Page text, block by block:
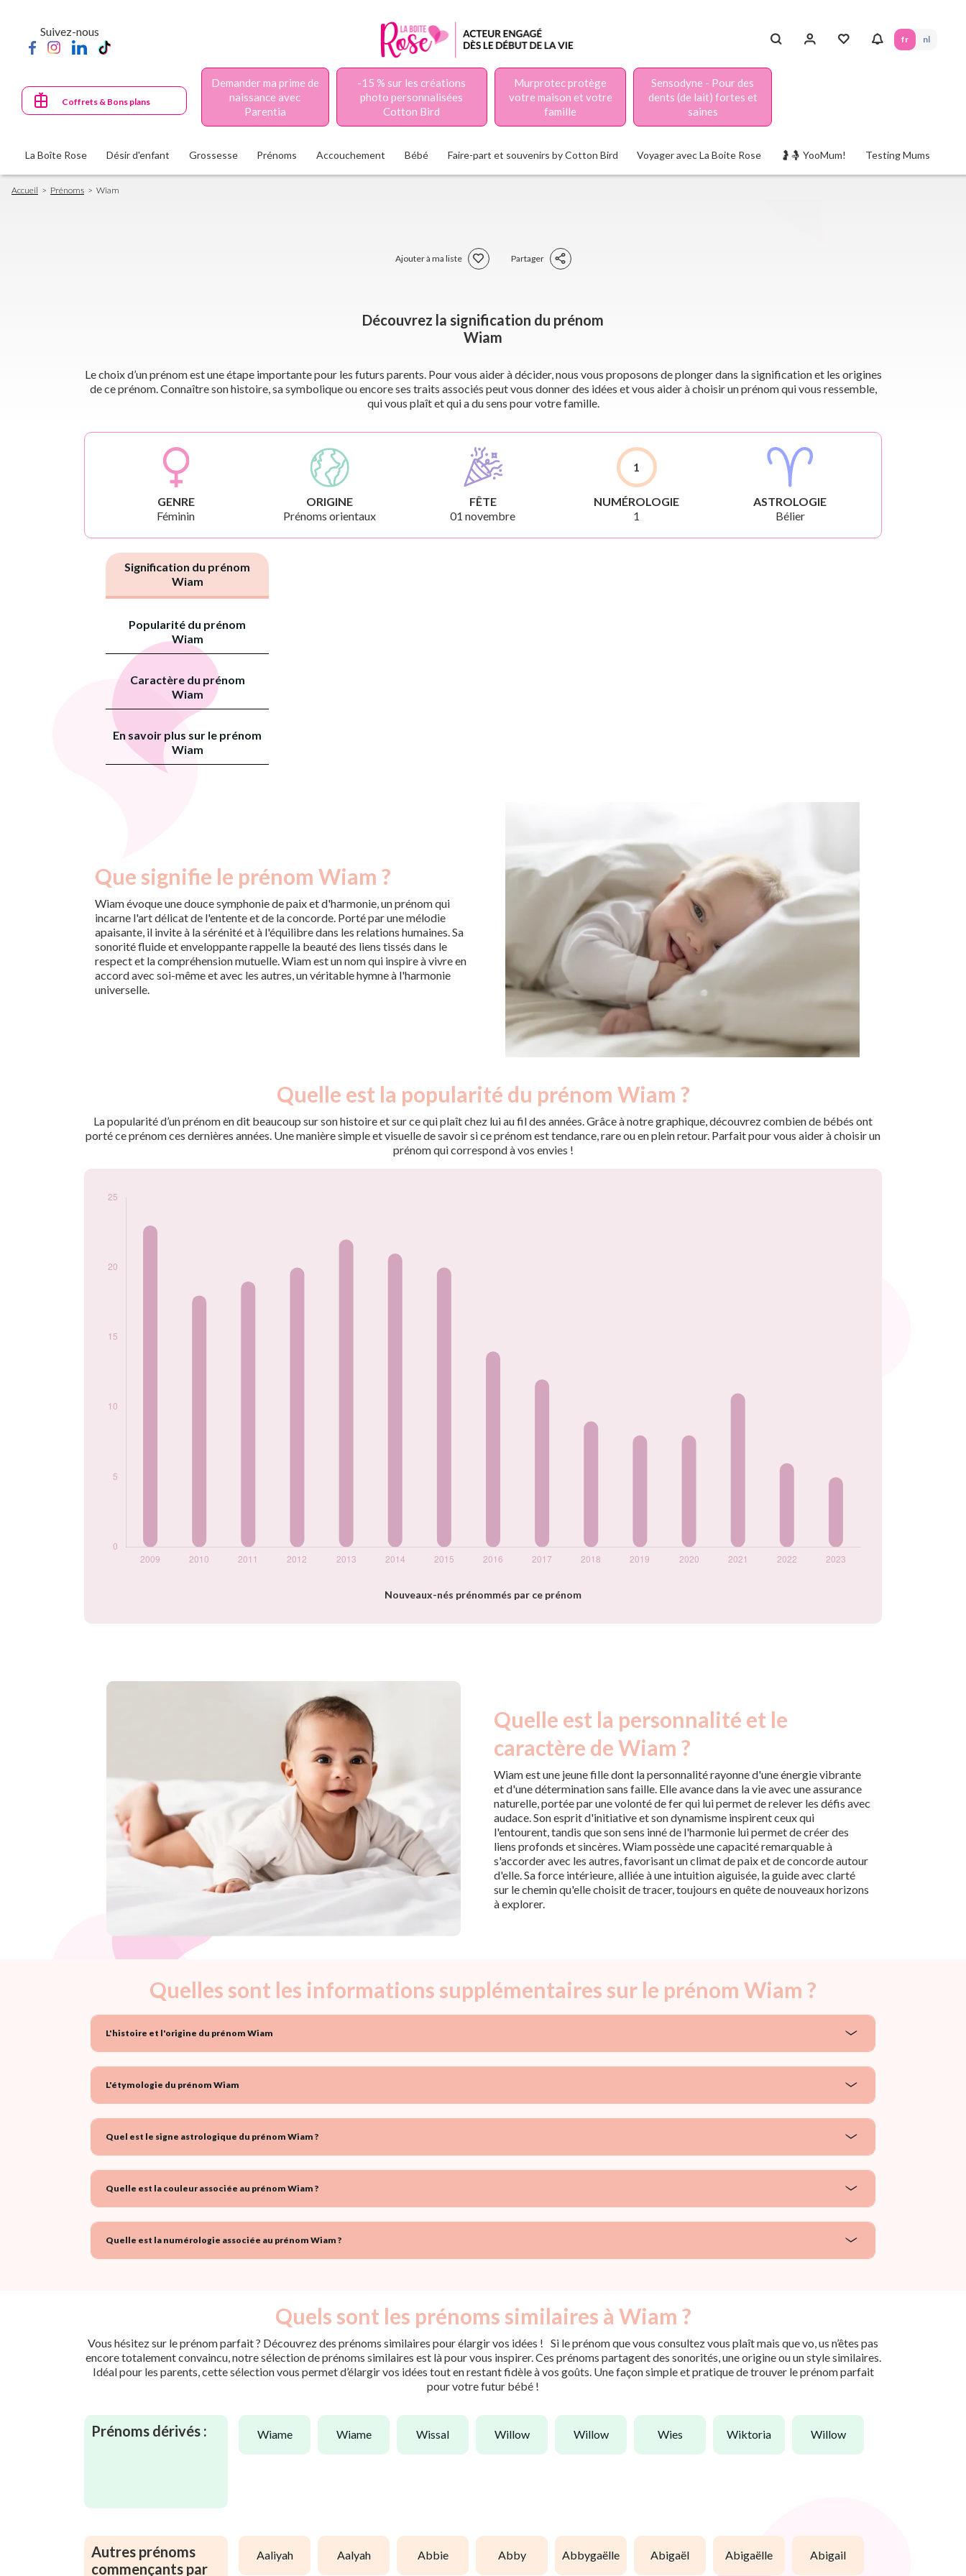
principal
Suivez-nous
fr nl
Coffrets & Bons plans
Demander ma prime de
naissance avec
Parentia
-15 % sur les créations
photo personnalisées
Cotton Bird
Murprotec protège
votre maison et votre
famille
Sensodyne - Pour des
dents (de lait) fortes et
saines
La Boîte Rose Désir d'enfant Grossesse Prénoms Accouchement Bébé Faire-part et souvenirs by Cotton Bird Voyager avec La Boite Rose 🤰🤱 YooMum! Testing Mums
Fil
d'Ariane
Accueil Prénoms Wiam
Ajouter à ma liste Partager
Découvrez la signification du prénom
Wiam
Le choix d’un prénom est une étape importante pour les futurs parents. Pour vous aider à décider, nous vous proposons de plonger dans la signification et les origines
de ce prénom. Connaître son histoire, sa symbolique ou encore ses traits associés peut vous donner des idées et vous aider à choisir un prénom qui vous ressemble,
qui vous plaît et qui a du sens pour votre famille.
GENRE
Féminin
ORIGINE
Prénoms orientaux
FÊTE
01 novembre
1
NUMÉROLOGIE
1
ASTROLOGIE
Bélier
Signification du prénom
Wiam
Popularité du prénom
Wiam
Caractère du prénom
Wiam
En savoir plus sur le prénom
Wiam
Que signifie le prénom Wiam ?
Wiam évoque une douce symphonie de paix et d'harmonie, un prénom qui
incarne l'art délicat de l'entente et de la concorde. Porté par une mélodie
apaisante, il invite à la sérénité et à l'équilibre dans les relations humaines. Sa
sonorité fluide et enveloppante rappelle la beauté des liens tissés dans le
respect et la compréhension mutuelle. Wiam est un nom qui inspire à vivre en
accord avec soi-même et avec les autres, un véritable hymne à l'harmonie
universelle.
Quelle est la popularité du prénom Wiam ?
La popularité d’un prénom en dit beaucoup sur son histoire et sur ce qui plaît chez lui au fil des années. Grâce à notre graphique, découvrez combien de bébés ont
porté ce prénom ces dernières années. Une manière simple et visuelle de savoir si ce prénom est tendance, rare ou en plein retour. Parfait pour vous aider à choisir un
prénom qui correspond à vos envies !
Nouveaux-nés prénommés par ce prénom
2009
23
2010
18
2014
21
2023
Quelle est la personnalité et le
caractère de Wiam ?
Wiam est une jeune fille dont la personnalité rayonne d'une énergie vibrante
et d'une détermination sans faille. Elle avance dans la vie avec une assurance
naturelle, portée par une volonté de fer qui lui permet de relever les défis avec
audace. Son esprit d'initiative et son dynamisme inspirent ceux qui
l'entourent, tandis que son sens inné de l'harmonie lui permet de créer des
liens profonds et sincères. Wiam possède une capacité remarquable à
s'accorder avec les autres, favorisant un climat de paix et de concorde autour
d'elle. Sa force intérieure, alliée à une intuition aiguisée, la guide avec clarté
sur le chemin qu'elle choisit de tracer, toujours en quête de nouveaux horizons
à explorer.
Quelles sont les informations supplémentaires sur le prénom Wiam ?
L'histoire et l'origine du prénom Wiam
L'étymologie du prénom Wiam
Quel est le signe astrologique du prénom Wiam ?
Quelle est la couleur associée au prénom Wiam ?
Quelle est la numérologie associée au prénom Wiam ?
Quels sont les prénoms similaires à Wiam ?
Vous hésitez sur le prénom parfait ? Découvrez des prénoms similaires pour élargir vos idées ! Si le prénom que vous consultez vous plaît mais que vo, us n’êtes pas
encore totalement convaincu, notre sélection de prénoms similaires est là pour vous inspirer. Ces prénoms partagent des sonorités, une origine ou un style similaires.
Idéal pour les parents, cette sélection vous permet d’élargir vos idées tout en restant fidèle à vos goûts. Une façon simple et pratique de trouver le prénom parfait
pour votre futur bébé !
Prénoms dérivés : wiame wiame wissal willow willow wies wiktoria willow
Autres prénoms
commençants par
aaliyah aalyah abbie abby abbygaëlle abigaël abigaëlle abigail